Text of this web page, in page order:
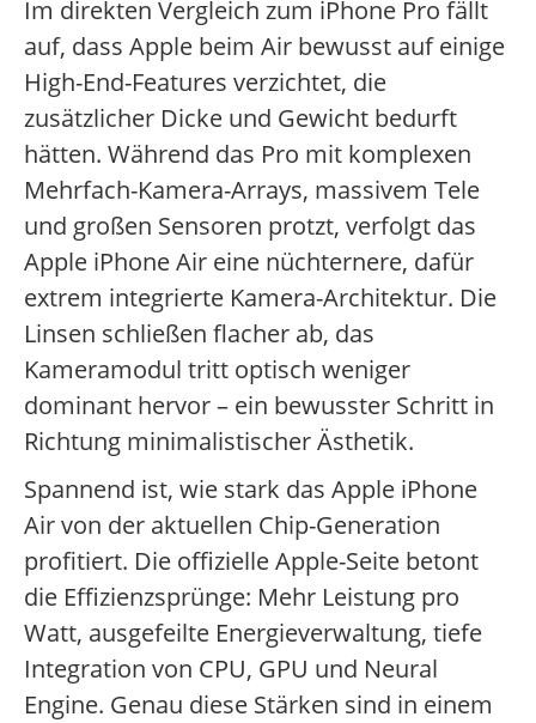
Im direkten Vergleich zum iPhone Pro fällt
auf, dass Apple beim Air bewusst auf einige
High-End-Features verzichtet, die
zusätzlicher Dicke und Gewicht bedurft
hätten. Während das Pro mit komplexen
Mehrfach-Kamera-Arrays, massivem Tele
und großen Sensoren protzt, verfolgt das
Apple iPhone Air eine nüchternere, dafür
extrem integrierte Kamera-Architektur. Die
Linsen schließen flacher ab, das
Kameramodul tritt optisch weniger
dominant hervor – ein bewusster Schritt in
Richtung minimalistischer Ästhetik.
Spannend ist, wie stark das Apple iPhone
Air von der aktuellen Chip-Generation
profitiert. Die offizielle Apple-Seite betont
die Effizienzsprünge: Mehr Leistung pro
Watt, ausgefeilte Energieverwaltung, tiefe
Integration von CPU, GPU und Neural
Engine. Genau diese Stärken sind in einem